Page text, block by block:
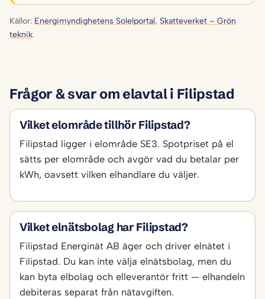
Källor: Energimyndighetens Solelportal, Skatteverket – Grön
teknik.
Frågor & svar om elavtal i Filipstad
Vilket elområde tillhör Filipstad?
Filipstad ligger i elområde SE3. Spotpriset på el
sätts per elområde och avgör vad du betalar per
kWh, oavsett vilken elhandlare du väljer.
Vilket elnätsbolag har Filipstad?
Filipstad Energinät AB äger och driver elnätet i
Filipstad. Du kan inte välja elnätsbolag, men du
kan byta elbolag och elleverantör fritt — elhandeln
debiteras separat från nätavgiften.